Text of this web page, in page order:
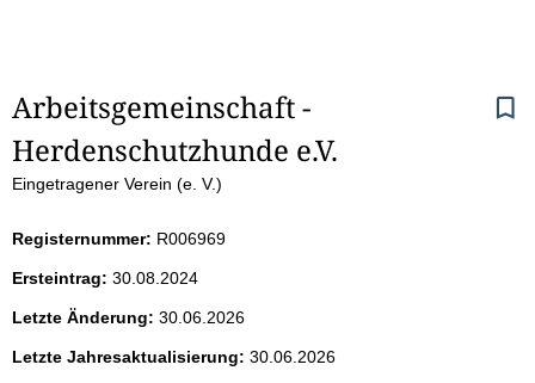
S
e
t
e
n
Arbeitsgemeinschaft -
Herdenschutzhunde e.V.
Eingetragener Verein (e. V.)
Registernummer: R006969
Ersteintrag: 30.08.2024
Letzte Änderung: 30.06.2026
Letzte Jahresaktualisierung: 30.06.2026